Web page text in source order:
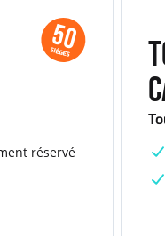
50
SIÈGES
réservé